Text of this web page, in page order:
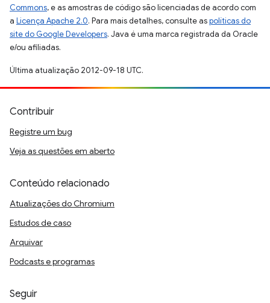
Commons, e as amostras de código são licenciadas de acordo com
a Licença Apache 2.0. Para mais detalhes, consulte aspolíticas do
site do Google Developers. Java é uma marca registrada da Oracle
e/ou afiliadas.
Última atualização 2012-09-18 UTC.
Contribuir
Registre um bug
Veja as questões em aberto
Conteúdo relacionado
Atualizações do Chromium
Estudos de caso
Arquivar
Podcasts e programas
Seguir